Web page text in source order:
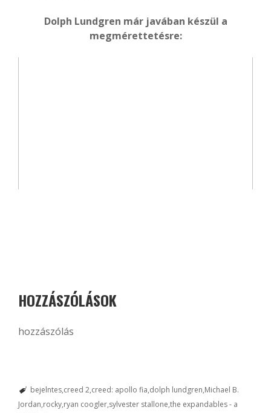
Dolph Lundgren már javában készül a
megmérettetésre:
HOZZÁSZÓLÁSOK
hozzászólás
bejelntes creed 2 creed: apollo fia dolph lundgren Michael B.
Jordan rocky ryan coogler sylvester stallone the expandables - a